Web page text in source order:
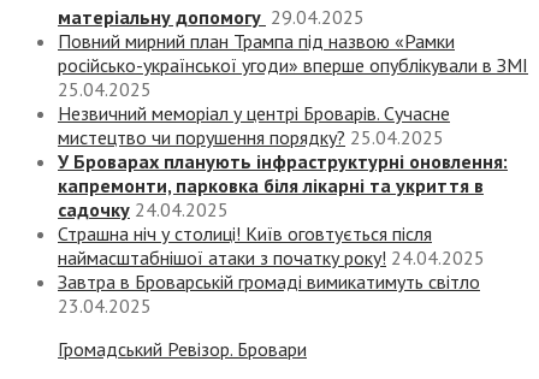
матеріальну допомогу 29.04.2025
Повний мирний план Трампа під назвою «‎Рамки
російсько-української угоди» вперше опублікували в ЗМІ
25.04.2025
Незвичний меморіал у центрі Броварів. Сучасне
мистецтво чи порушення порядку? 25.04.2025
У Броварах планують інфраструктурні оновлення:
капремонти, парковка біля лікарні та укриття в
садочку 24.04.2025
Страшна ніч у столиці! Київ оговтується після
наймасштабнішої атаки з початку року! 24.04.2025
Завтра в Броварській громаді вимикатимуть світло
23.04.2025
Громадський Ревізор. Бровари